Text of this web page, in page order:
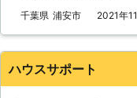
千葉県 浦安市 2021年
ハウスサポート